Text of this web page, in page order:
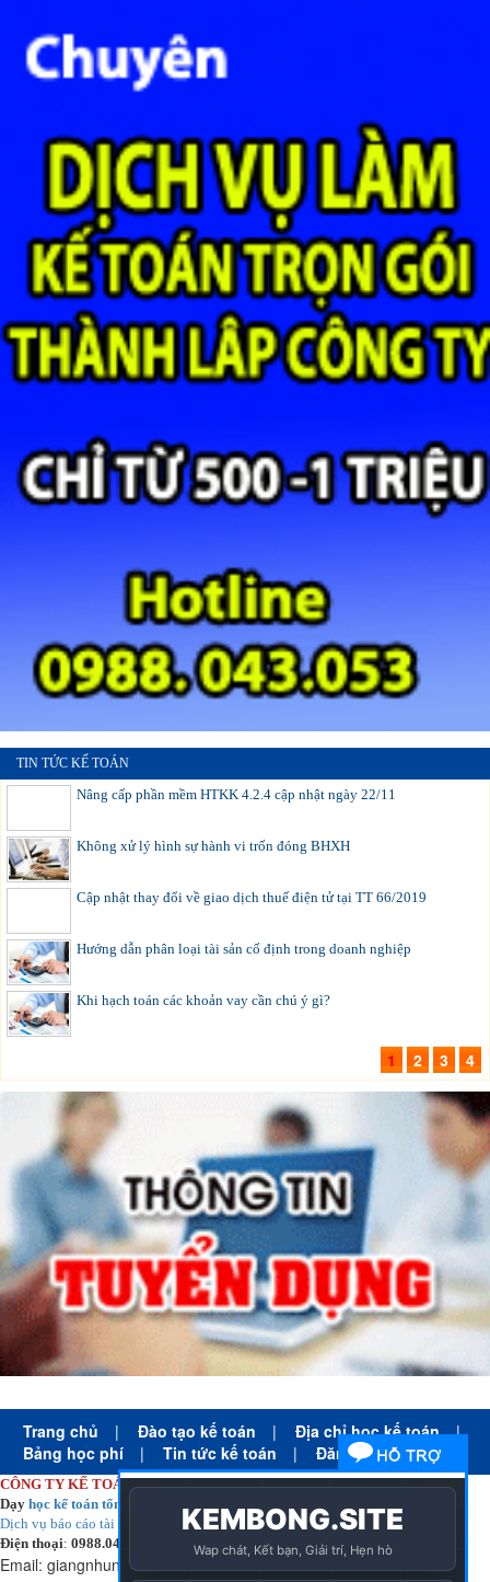
TIN TỨC KẾ TOÁN
Nâng cấp phần mềm HTKK 4.2.4 cập nhật ngày 22/11
Không xử lý hình sự hành vi trốn đóng BHXH
Cập nhật thay đổi về giao dịch thuế điện tử tại TT 66/2019
Hướng dẫn phân loại tài sản cố định trong doanh nghiệp
Khi hạch toán các khoản vay cần chú ý gì?
1 2 3 4
Trang chủ | Đào tạo kế toán | Địa chỉ học kế toán
|
Bảng học phí
| Tin tức kế toán | Đăng ký học
CÔNG TY KẾ TOÁN HÀ NỘI
Dạy học kế toán tổng hợp
Dịch vụ báo cáo tài chính
chuyên nghiệp uy tín giá rẻ
Điện thoại: 0988.043.053
Email: giangnhungkthn@gmail.com